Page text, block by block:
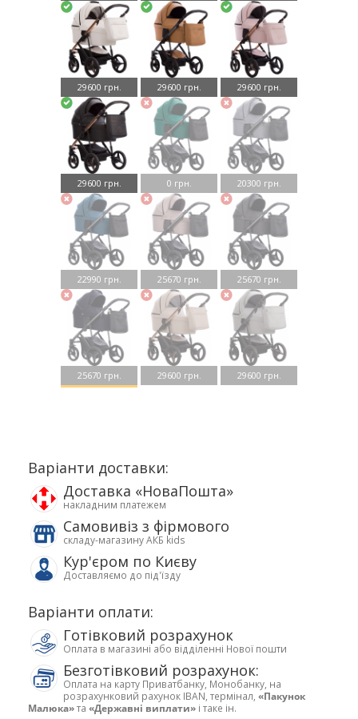
29600 грн. 29600 грн. 29600 грн.
29600 грн. 0 грн. 20300 грн.
22990 грн. 25670 грн. 25670 грн.
25670 грн. 29600 грн. 29600 грн.
Варіанти доставки:
Доставка «НоваПошта»
накладним платежем
Самовивіз з фірмового
складу-магазину АКБ kids
Кур'єром по Києву
Доставляємо до під'їзду
Варіанти оплати:
Готівковий розрахунок
Оплата в магазині або відділенні Нової пошти
Безготівковий розрахунок:
Оплата на карту Приватбанку, Монобанку, на
розрахунковий рахунок IBAN, термінал, «Пакунок
Малюка»та «Державні виплати» і таке ін.